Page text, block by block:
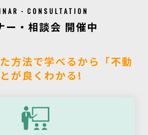
・CONSULTATION
ー・相談会 開催中
方法で学べるから「不動
が良くわかる!